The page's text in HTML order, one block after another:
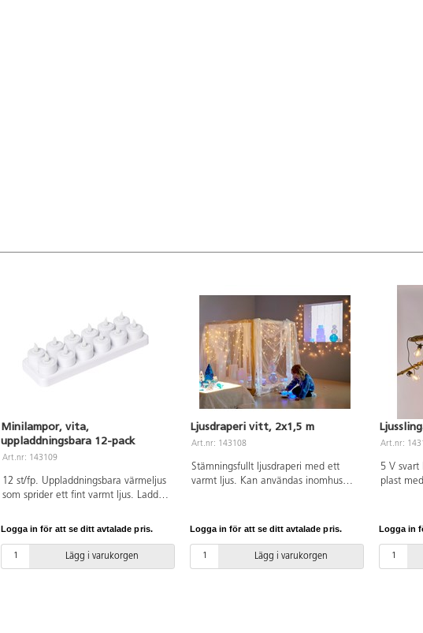
Minilampor, vita,
uppladdningsbara 12-pack
Art.nr: 143109
12 st/fp. Uppladdningsbara värmeljus
som sprider ett fint varmt ljus. Laddas
Fjärrkontroll medföljer. Får endast
cm.
Logga in för att se ditt avtalade pris.
Lägg i varukorgen
Ljusdraperi vitt, 2x1,5 m
Art.nr: 143108
Stämningsfullt ljusdraperi med ett
varmt ljus. Kan användas inomhus
175 ljusdioder.
Logga in för att se ditt avtalade pris.
Lägg i varukorgen
Art.nr:
5 V svart
plast
Logga in